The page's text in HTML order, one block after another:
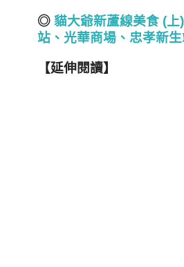
◎ 貓大爺新蘆線美食 (上)
站、光華商場、忠孝新
【延伸閱讀】